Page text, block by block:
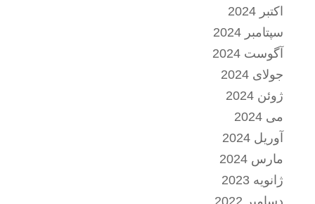
اکتبر 2024
سپتامبر 2024
آگوست 2024
جولای 2024
ژوئن 2024
می 2024
آوریل 2024
مارس 2024
ژانویه 2023
دسامبر 2022